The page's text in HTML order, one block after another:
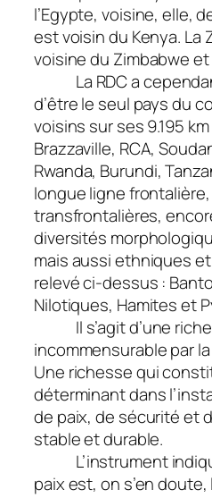
l’Egypte, voisine, elle,
est voisin du Kenya. La
voisine du Zimbabwe et
La RDC a
d’être le seul pays du
voisins sur ses 9.195
Brazzaville, RCA,
Rwanda, Burundi,
longue ligne
transfrontalières,
diversités
mais aussi ethniques
relevé ci-dessus :
Nilotiques, Hamites et
Il s’agit d’une
incommensurable par
Une richesse qui
déterminant dans
de paix, de sécurité et
stable et durable.
L’instrument
paix est, on s’en